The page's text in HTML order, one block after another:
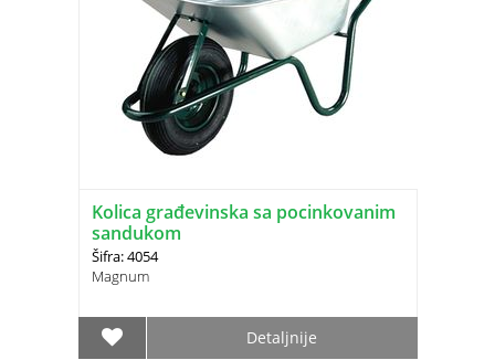
Kolica građevinska sa pocinkovanim
sandukom
Šifra: 4054
Magnum
Detaljnije